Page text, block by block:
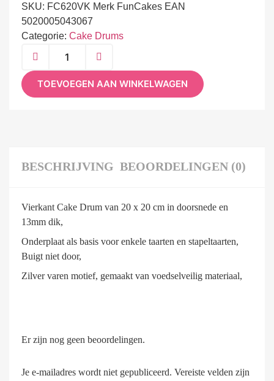
SKU: FC620VK Merk FunCakes EAN
5020005043067
Categorie: Cake Drums
TOEVOEGEN AAN WINKELWAGEN
BESCHRIJVING BEOORDELINGEN (0)
Vierkant Cake Drum van 20 x 20 cm in doorsnede en
13mm dik,
Onderplaat als basis voor enkele taarten en stapeltaarten,
Buigt niet door,
Zilver varen motief, gemaakt van voedselveilig materiaal,
Er zijn nog geen beoordelingen.
Je e-mailadres wordt niet gepubliceerd. Vereiste velden zijn